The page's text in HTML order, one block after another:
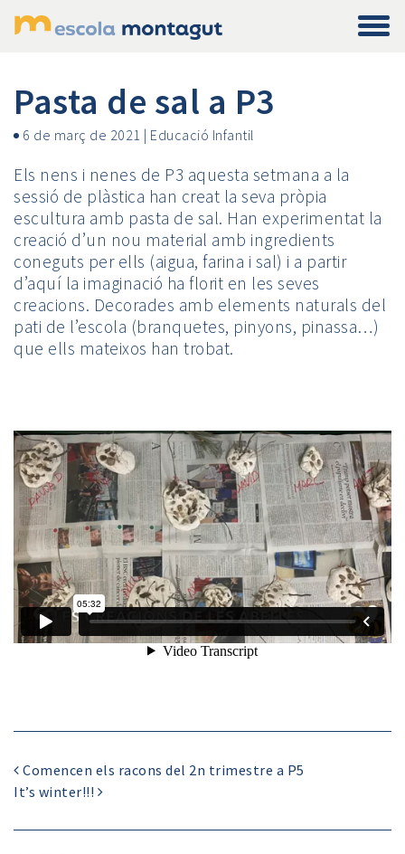
Pasta de sal a P3
6 de març de 2021 | Educació Infantil
Els nens i nenes de P3 aquesta setmana a la
sessió de plàstica han creat la seva pròpia
escultura amb pasta de sal. Han experimentat la
creació d’un nou material amb ingredients
coneguts per ells (aigua, farina i sal) i a partir
d’aquí la imaginació ha florit en les seves
creacions. Decorades amb elements naturals del
pati de l’escola (branquetes, pinyons, pinassa…)
que ells mateixos han trobat.
Comencen els racons del 2n trimestre a P5
It’s winter!!!